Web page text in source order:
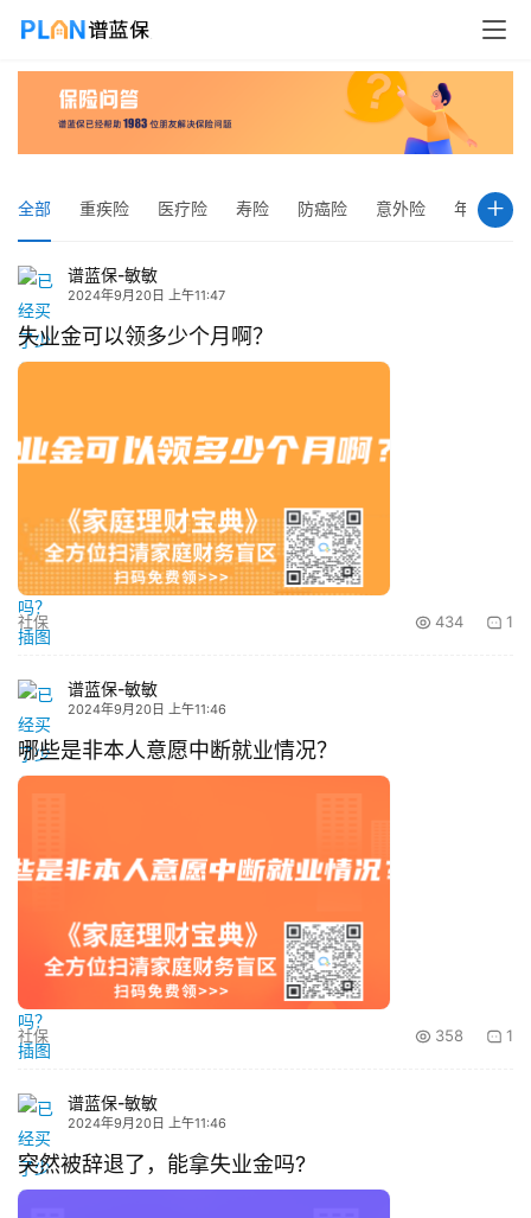
全部 重疾险 医疗险 寿险 防癌险 意外险 年金险
谱蓝保-敏敏
2024年9月20日 上午11:47
失业金可以领多少个月啊？
社保 434 1
谱蓝保-敏敏
2024年9月20日 上午11:46
哪些是非本人意愿中断就业情况？
社保 358 1
谱蓝保-敏敏
2024年9月20日 上午11:46
突然被辞退了，能拿失业金吗?